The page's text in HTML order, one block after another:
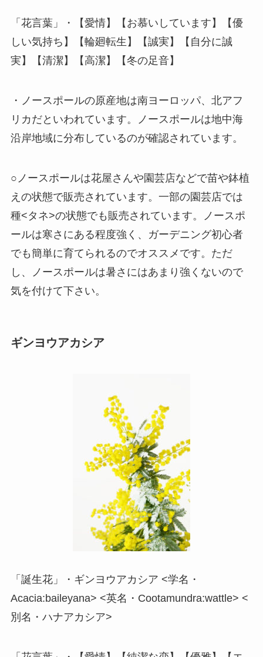
「花言葉」・【愛情】【お慕いしています】【優
しい気持ち】【輪廻転生】【誠実】【自分に誠
実】【清潔】【高潔】【冬の足音】
・ノースポールの原産地は南ヨーロッパ、北アフ
リカだといわれています。ノースポールは地中海
沿岸地域に分布しているのが確認されています。
○ノースポールは花屋さんや園芸店などで苗や鉢植
えの状態で販売されています。一部の園芸店では
種<タネ>の状態でも販売されています。ノースポ
ールは寒さにある程度強く、ガーデニング初心者
でも簡単に育てられるのでオススメです。ただ
し、ノースポールは暑さにはあまり強くないので
気を付けて下さい。
ギンヨウアカシア
「誕生花」・ギンヨウアカシア <学名・
Acacia:baileyana> <英名・Cootamundra:wattle> <
別名・ハナアカシア>